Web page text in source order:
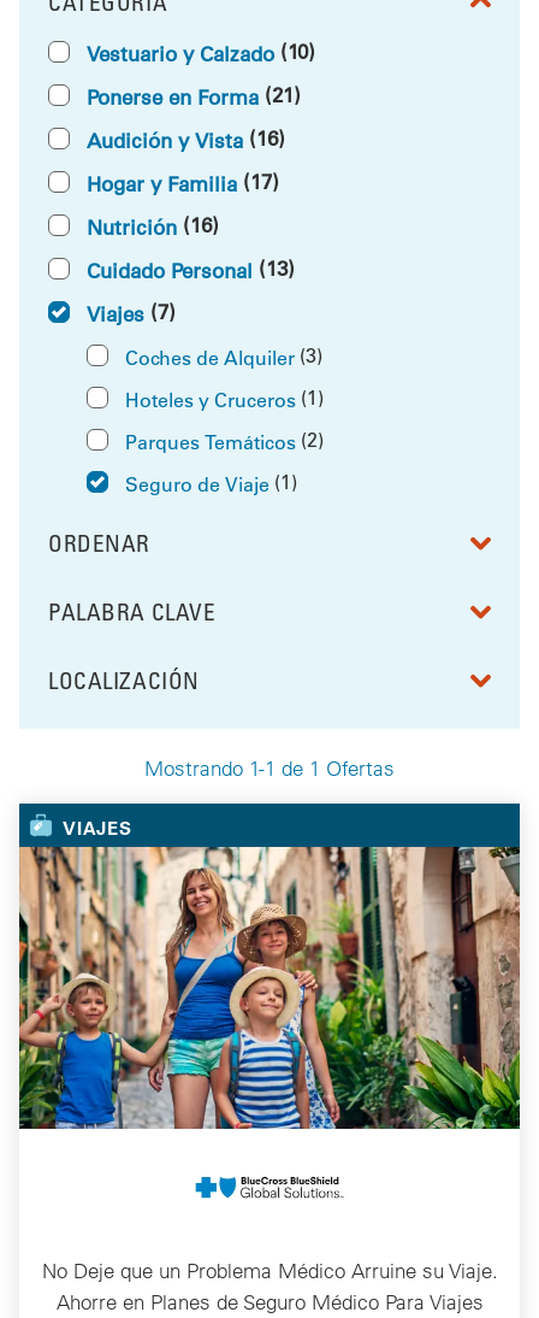
Mostrando 1-1 de 1 Ofertas
FILTRAR POR
Vestuario y Calzado (10)
Ponerse en Forma (21)
Audición y Vista (16)
Hogar y Familia (17)
Nutrición (16)
Cuidado Personal (13)
Viajes (7)
Coches de Alquiler (3)
Hoteles y Cruceros (1)
Parques Temáticos (2)
Seguro de Viaje (1)
ORDENAR
RESULTS BY
FILTRAR POR
PALABRA CLAVE
FILTRAR POR
LOCALIZACIÓN
Your Selected Deals
VIAJES
No Deje que un Problema Médico Arruine su Viaje.
Ahorre en Planes de Seguro Médico Para Viajes